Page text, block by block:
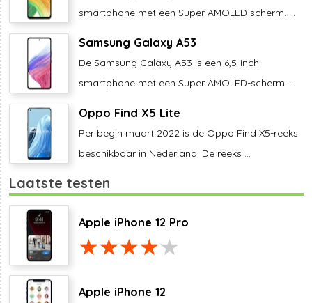
smartphone met een Super AMOLED scherm. ...
Samsung Galaxy A53
De Samsung Galaxy A53 is een 6,5-inch
smartphone met een Super AMOLED-scherm. ...
Oppo Find X5 Lite
Per begin maart 2022 is de Oppo Find X5-reeks
beschikbaar in Nederland. De reeks ...
Laatste testen
Apple iPhone 12 Pro
Apple iPhone 12